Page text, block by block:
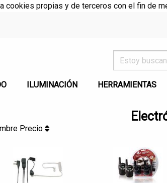
cookies propias y de terceros con el fin de
ILUMINACIÓN HERRAMIENTAS
Precio